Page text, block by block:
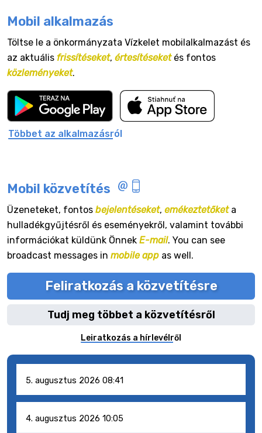
Mobil alkalmazás
Töltse le a önkormányzata Vízkelet mobilalkalmazást és
az aktuális frissítéseket, értesítéseketés fontos
közleményeket.
Többet az alkalmazásról
Mobil közvetítés
Üzeneteket, fontos bejelentéseket, emékeztetőketa
hulladékgyűjtésről és eseményekről, valamint további
információkat küldünk Önnek E-mail. You can see
broadcast messages in mobile app as well.
Feliratkozás a közvetítésre
Tudj meg többet a közvetítésről
Leiratkozás a hírlevélről
5. augusztus 2026 08:41
4. augusztus 2026 10:05